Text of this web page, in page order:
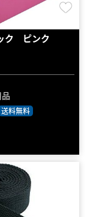
ク ピンク
送料無料